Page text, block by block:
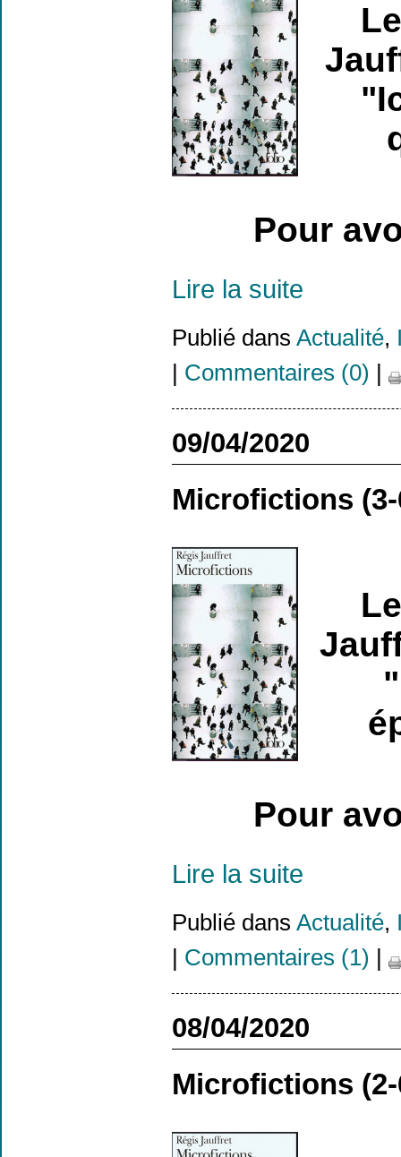
Pour
Lire la suite
Publié dans Actualité,
Commentaires (0)
09/04/2020
Microfictions
Pour
Lire la suite
Publié dans Actualité,
Commentaires (1)
08/04/2020
Microfictions